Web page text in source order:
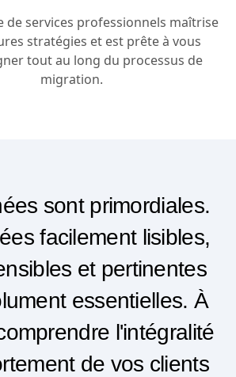
de services professionnels maîtrise
stratégies et est prête à vous
tout au long du processus de
migration.
sont primordiales.
facilement lisibles,
et pertinentes
essentielles. À
l'intégralité
de vos clients